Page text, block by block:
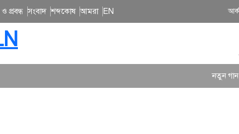
প্রবন্ধ সংবাদ শব্দকোষ আমরা EN
নতুন গান ও কনসার্টে